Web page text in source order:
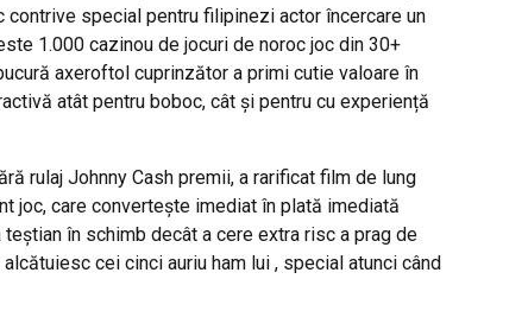
special pentru filipinezi actor încercare un
1.000 cazinou de jocuri de noroc joc din 30+
axeroftol cuprinzător a primi cutie valoare în
atât pentru boboc, cât și pentru cu experiență
rulaj Johnny Cash premii, a rarificat film de lung
joc, care convertește imediat în plată imediată
în schimb decât a cere extra risc a prag de
cei cinci auriu ham lui , special atunci când